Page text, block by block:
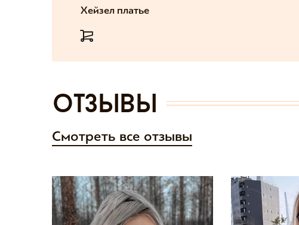
Хейзел платье
отзывы
Смотреть все отзывы